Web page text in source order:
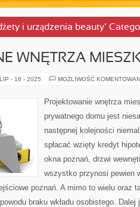
i urządzenia beauty’
WNĘTRZA
LIP - 16 - 2025 MOŻLIWOŚĆ
Projektowanie wnętrza
prywatnego domu jest
następnej kolejności
spłacać wzięty kredyt
okna poznań, drzwi
wszystko przynosi pewien
poznań. A mimo to wielu oraz
braku wkładu osobistego. Dalej